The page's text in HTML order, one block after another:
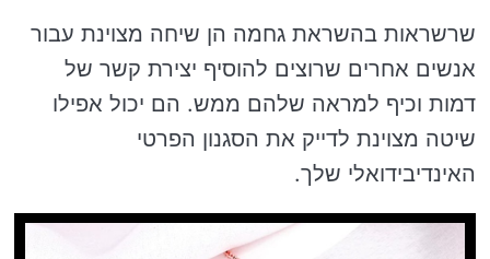
שרשראות בהשראת גחמה הן שיחה מצוינת עבור
אנשים אחרים שרוצים להוסיף יצירת קשר של
דמות וכיף למראה שלהם ממש. הם יכול אפילו
שיטה מצוינת לדייק את הסגנון הפרטי
האינדיבידואלי שלך.